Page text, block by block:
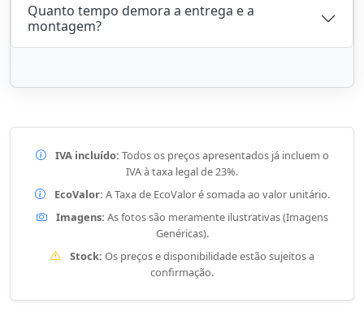
Quanto tempo demora a entrega e a
montagem?
IVA incluído: Todos os preços apresentados já incluem o
IVA à taxa legal de 23%.
EcoValor: A Taxa de EcoValor é somada ao valor unitário.
Imagens: As fotos são meramente ilustrativas (Imagens
Genéricas).
Stock: Os preços e disponibilidade estão sujeitos a
confirmação.